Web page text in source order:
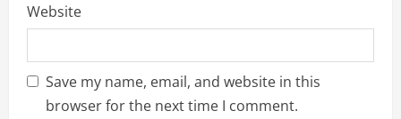
Website
Save my name, email, and website in this
browser for the next time I comment.